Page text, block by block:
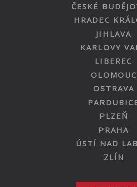
ČESKÉ
HRADEC
JIHLAVA
KARLOVY
LIBEREC
OLOMOUC
OSTRAVA
PLZEŇ
PRAHA
ÚSTÍ NAD
ZLÍN